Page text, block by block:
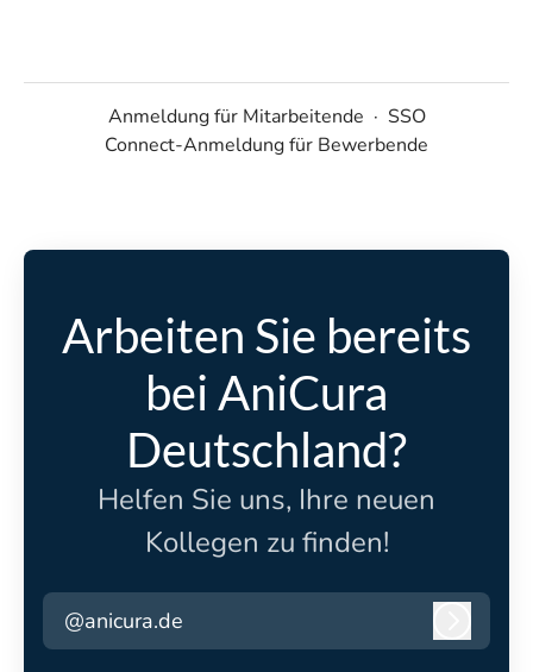
Anmeldung für Mitarbeitende · SSO
Connect-Anmeldung für Bewerbende
Arbeiten Sie bereits
bei AniCura
Deutschland?
Helfen Sie uns, Ihre neuen
Kollegen zu finden!
@anicura.de